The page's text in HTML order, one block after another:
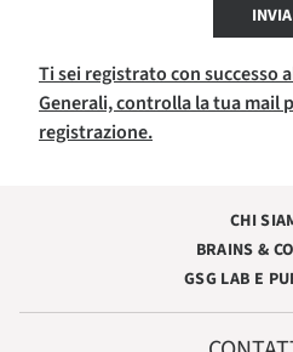
INVIA
Ti sei registrato con successo
Generali, controlla la tua mail
registrazione.
CHI
BRAINS &
GSG LAB E